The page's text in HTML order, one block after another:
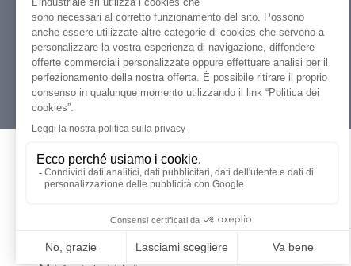
Il tuo portale di riferimento per
compravendita, aste e liquidazioni di
macchine utensili e macchinari
industriali.
Dati Legali
L'industriale s.r.l.
P. IVA: 12212870153
Contatti